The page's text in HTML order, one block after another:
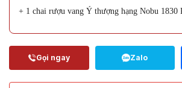
+ 1 chai rượu vang Ý thượng hạng Nobu 1830